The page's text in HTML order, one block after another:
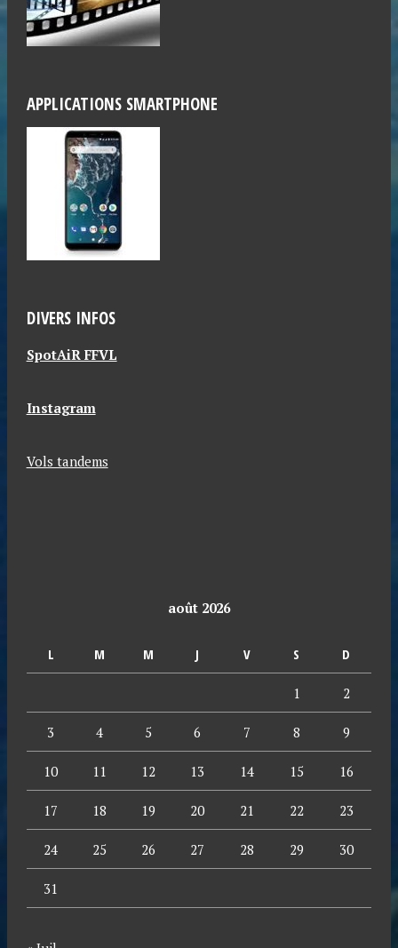
APPLICATIONS SMARTPHONE
DIVERS INFOS
SpotAiR FFVL
Instagram
Vols tandems
août 2026
L M M J V S D
1 2
3 4 5 6 7 8 9
10 11 12 13 14 15 16
17 18 19 20 21 22 23
24 25 26 27 28 29 30
31